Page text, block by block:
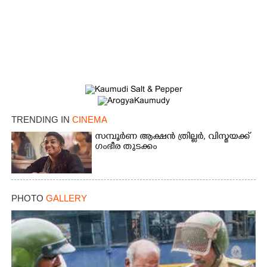
TRENDING IN CINEMA
സമ്പൂർണ ആക്ഷൻ ത്രില്ലർ,​ വിസ്മയക്ക്
ഗംഭീര തുടക്കം
PHOTO GALLERY